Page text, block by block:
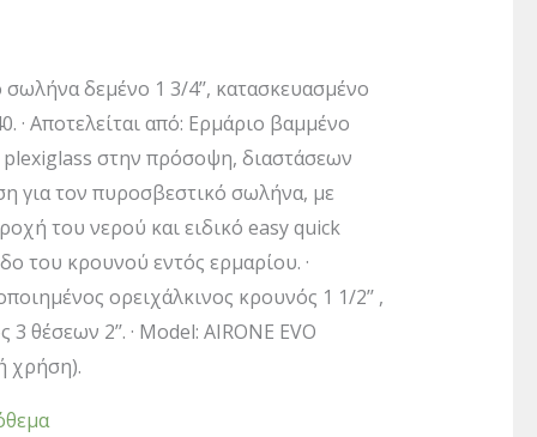
δεμένο 1 3/4’’, κατασκευασμένο
· Αποτελείται από: Ερμάριο βαμμένο
plexiglass στην πρόσοψη, διαστάσεων
για τον πυροσβεστικό σωλήνα, με
του νερού και ειδικό easy quick
του κρουνού εντός ερμαρίου. ·
ορειχάλκινος κρουνός 1 1/2’’ ,
θέσεων 2’’. · Model: AIRONE EVO
χρήση).